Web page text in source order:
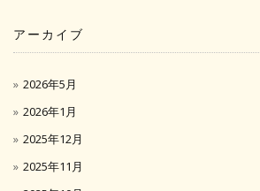
アーカイブ
2026年5月
2026年1月
2025年12月
2025年11月